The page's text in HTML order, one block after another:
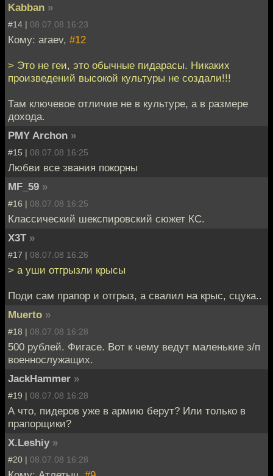
Kabban »
#14 | 08.07.08 16:23
Кому: araev, #12
> Это не геи, это обычные пидарасы. Никаких
произведений высокой культуры не создали!!!
Там ключевое отличие не в культуре, а в размере
дохода.
PMY Archon »
#15 | 08.07.08 16:25
Любви все звания покорны
MF_59 »
#16 | 08.07.08 16:25
Классический шекспировский сюжет КС.
X3T »
#17 | 08.07.08 16:26
> а уши отгрызли крысы
Поди сам прапор и отгрыз, а свалил на крыс, сцука..
Muerto »
#18 | 08.07.08 16:28
500 рублей. Фигасе. Вот к чему ведут маленькие з/п
военнослужащих.
JackHammer »
#19 | 08.07.08 16:28
А что, пидеров уже в армию берут? Или только в
прапорщики?
X.Leshiy »
#20 | 08.07.08 16:28